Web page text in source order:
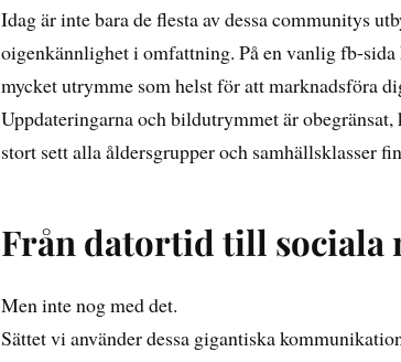
Idag är inte bara de flesta av dessa communitys
oigenkännlighet i omfattning. På en vanlig fb-sida
mycket utrymme som helst för att marknadsföra
Uppdateringarna och bildutrymmet är
stort sett alla åldersgrupper och samhällsklasser
Från datortid till sociala
Men inte nog med det.
Sättet vi använder dessa gigantiska